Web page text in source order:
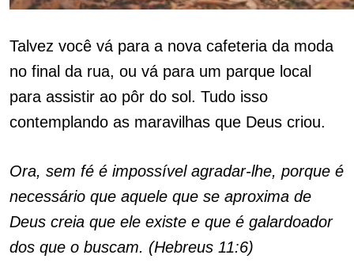
Talvez você vá para a nova cafeteria da moda
no final da rua, ou vá para um parque local
para assistir ao pôr do sol. Tudo isso
contemplando as maravilhas que Deus criou.
Ora, sem fé é impossível agradar-lhe, porque é
necessário que aquele que se aproxima de
Deus creia que ele existe e que é galardoador
dos que o buscam. (Hebreus 11:6)